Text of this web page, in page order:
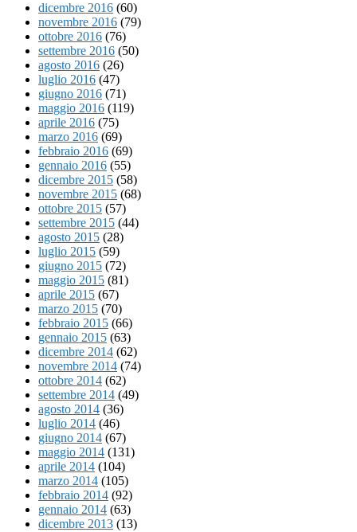
dicembre 2016 (60)
novembre 2016 (79)
ottobre 2016 (76)
settembre 2016 (50)
agosto 2016 (26)
luglio 2016 (47)
giugno 2016 (71)
maggio 2016 (119)
aprile 2016 (75)
marzo 2016 (69)
febbraio 2016 (69)
gennaio 2016 (55)
dicembre 2015 (58)
novembre 2015 (68)
ottobre 2015 (57)
settembre 2015 (44)
agosto 2015 (28)
luglio 2015 (59)
giugno 2015 (72)
maggio 2015 (81)
aprile 2015 (67)
marzo 2015 (70)
febbraio 2015 (66)
gennaio 2015 (63)
dicembre 2014 (62)
novembre 2014 (74)
ottobre 2014 (62)
settembre 2014 (49)
agosto 2014 (36)
luglio 2014 (46)
giugno 2014 (67)
maggio 2014 (131)
aprile 2014 (104)
marzo 2014 (105)
febbraio 2014 (92)
gennaio 2014 (63)
dicembre 2013 (13)